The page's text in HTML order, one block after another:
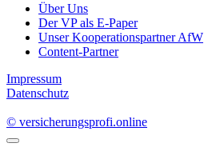
Über Uns
Der VP als E-Paper
Unser Kooperationspartner AfW
Content-Partner
Impressum
Datenschutz
© versicherungsprofi.online